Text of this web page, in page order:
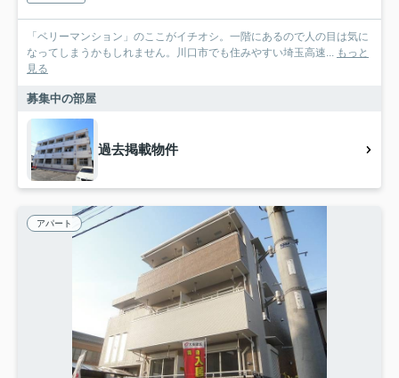
「ベリーマンション」のここがイチオシ。一階にあるので人の目は気に
なってしまうかもしれません。川口市でも住みやすい埼玉高速... もっと
見る
募集中の部屋
過去掲載物件
アパート